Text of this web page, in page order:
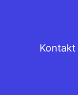
Kontakt